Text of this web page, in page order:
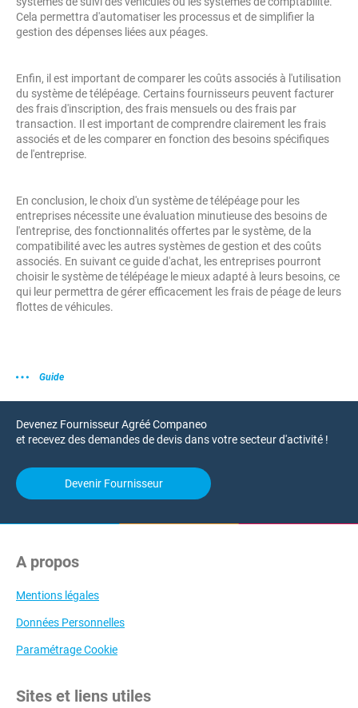
Cela permettra d'automatiser les processus et de simplifier la
gestion des dépenses liées aux péages.
Enfin, il est important de comparer les coûts associés à l'utilisation
du système de télépéage. Certains fournisseurs peuvent facturer
des frais d'inscription, des frais mensuels ou des frais par
transaction. Il est important de comprendre clairement les frais
associés et de les comparer en fonction des besoins spécifiques
de l'entreprise.
En conclusion, le choix d'un système de télépéage pour les
entreprises nécessite une évaluation minutieuse des besoins de
l'entreprise, des fonctionnalités offertes par le système, de la
compatibilité avec les autres systèmes de gestion et des coûts
associés. En suivant ce guide d'achat, les entreprises pourront
choisir le système de télépéage le mieux adapté à leurs besoins, ce
qui leur permettra de gérer efficacement les frais de péage de leurs
flottes de véhicules.
Guide
Devenez Fournisseur Agréé Companeo
et recevez des demandes de devis dans votre secteur d'activité !
Devenir Fournisseur
A propos
Mentions légales
Données Personnelles
Paramétrage Cookie
Sites et liens utiles